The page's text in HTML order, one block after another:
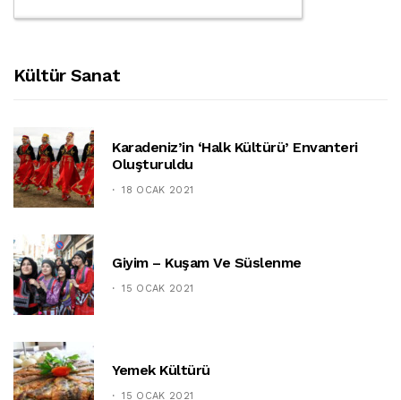
Kültür Sanat
Karadeniz’in ‘halk Kültürü’ Envanteri
Oluşturuldu
18 OCAK 2021
Giyim – Kuşam Ve Süslenme
15 OCAK 2021
Yemek Kültürü
15 OCAK 2021